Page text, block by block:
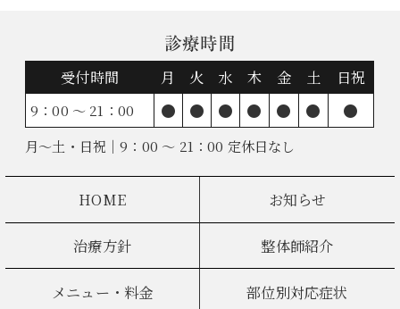
診療時間
受付時間 月 火 水 木 金 土 日祝
9：00 ～ 21：00 ● ● ● ● ● ● ●
月～土・日祝｜9：00 ～ 21：00 定休日なし
HOME お知らせ
治療方針 整体師紹介
メニュー・料金 部位別対応症状